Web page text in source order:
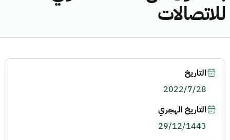
للاتصالات
التاريخ
2022/7/28
التاريخ الهجري
29/12/1443